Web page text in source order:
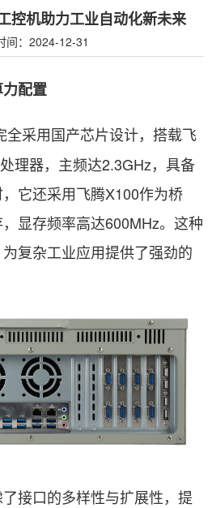
控机助力工业自动化新未来
间：2024-12-31
配置
全采用国产芯片设计，搭载飞
理器，主频达2.3GHz，具备
它还采用飞腾X100作为桥
显存频率高达600MHz。这种
复杂工业应用提供了强劲的
口的多样性与扩展性，提